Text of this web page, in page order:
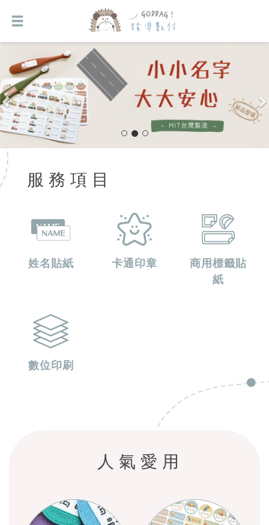
r
e
v
i
o
x
t
服務 項目
姓名貼紙 卡通印章
商用標籤貼
紙
數位印刷
人氣愛用